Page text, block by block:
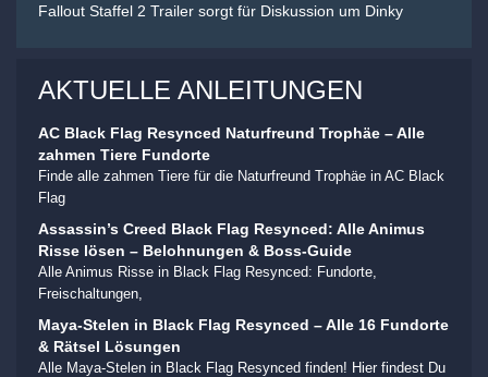
Fallout Staffel 2 Trailer sorgt für Diskussion um Dinky
AKTUELLE ANLEITUNGEN
AC Black Flag Resynced Naturfreund Trophäe – Alle
zahmen Tiere Fundorte
Finde alle zahmen Tiere für die Naturfreund Trophäe in AC Black
Flag
Assassin’s Creed Black Flag Resynced: Alle Animus
Risse lösen – Belohnungen & Boss-Guide
Alle Animus Risse in Black Flag Resynced: Fundorte,
Freischaltungen,
Maya-Stelen in Black Flag Resynced – Alle 16 Fundorte
& Rätsel Lösungen
Alle Maya-Stelen in Black Flag Resynced finden! Hier findest Du